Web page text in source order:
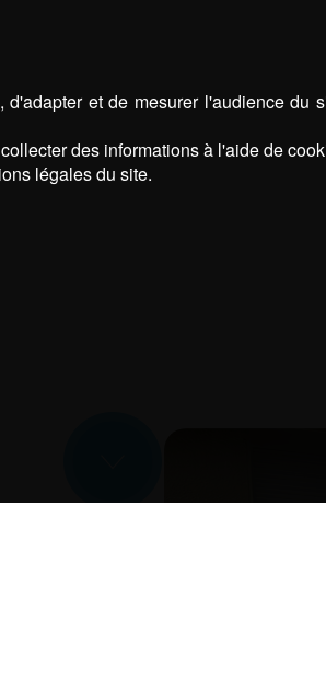
et de mesurer l'audience du
des informations à l'aide de
légales du site.